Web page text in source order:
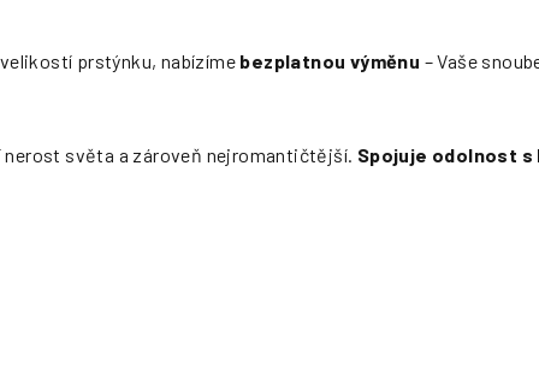
prstýnku, nabízíme bezplatnou výměnu – Vaše
světa a zároveň nejromantičtější. Spojuje odolnost s